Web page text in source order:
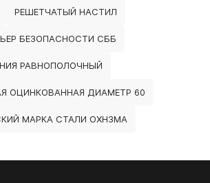
РЕШЕТЧАТЫЙ НАСТИЛ
БЕЗОПАСНОСТИ СББ
РАВНОПОЛОЧНЫЙ
ОЦИНКОВАННАЯ ДИАМЕТР 60
МАРКА СТАЛИ ОХН3МА